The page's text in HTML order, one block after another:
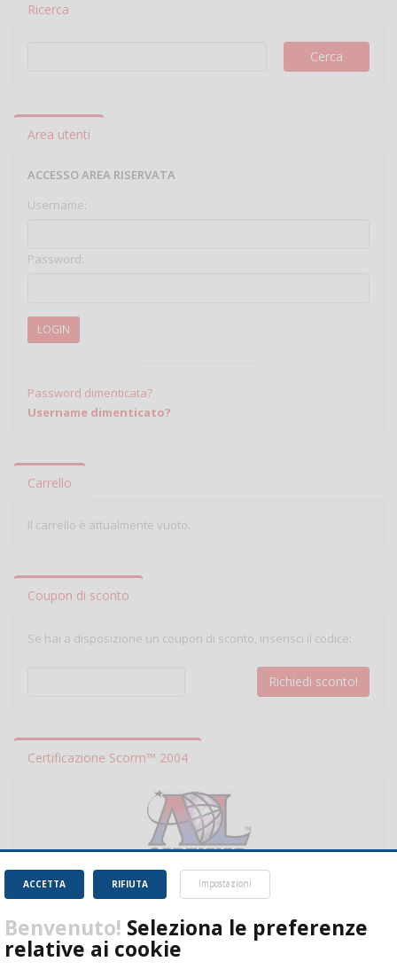
Ricerca
Area utenti
ACCESSO AREA RISERVATA
Username:
Password:
LOGIN
Password dimenticata?
Username dimenticato?
Carrello
Il carrello è attualmente vuoto.
Coupon di sconto
Se hai a disposizione un coupon di sconto, inserisci il codice:
Certificazione Scorm™ 2004
RIFIUTA
ACCETTA Impostazioni
Benvenuto! Seleziona le preferenze
relative ai cookie